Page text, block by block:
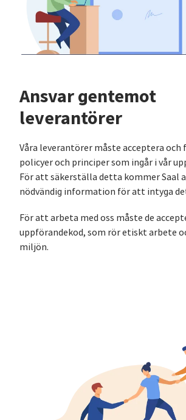
Ansvar gentemot
leverantörer
Våra leverantörer måste acceptera och
policyer och principer som ingår i vår
För att säkerställa detta kommer Saal
nödvändig information för att intyga
För att arbeta med oss måste de
uppförandekod, som rör etiskt arbete
miljön.